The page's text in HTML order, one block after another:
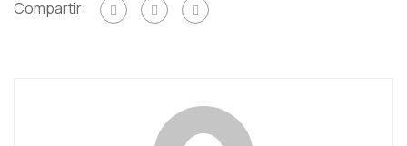
Compartir: